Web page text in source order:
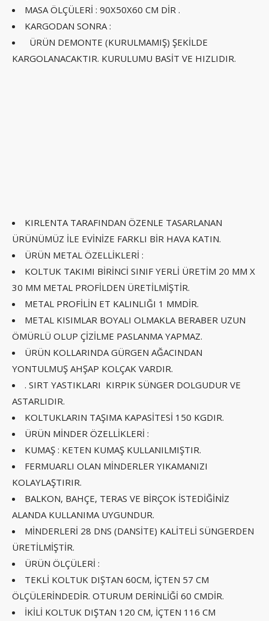
MASA ÖLÇÜLERİ : 90X50X60 CM DİR .
KARGODAN SONRA :
ÜRÜN DEMONTE (KURULMAMIŞ) ŞEKİLDE
KARGOLANACAKTIR. KURULUMU BASİT VE HIZLIDIR.
KIRLENTA TARAFINDAN ÖZENLE TASARLANAN
ÜRÜNÜMÜZ İLE EVİNİZE FARKLI BİR HAVA KATIN.
ÜRÜN METAL ÖZELLİKLERİ :
KOLTUK TAKIMI BİRİNCİ SINIF YERLİ ÜRETİM 20 MM X
30 MM METAL PROFİLDEN ÜRETİLMİŞTİR.
METAL PROFİLİN ET KALINLIĞI 1 MMDİR.
METAL KISIMLAR BOYALI OLMAKLA BERABER UZUN
ÖMÜRLÜ OLUP ÇİZİLME PASLANMA YAPMAZ.
ÜRÜN KOLLARINDA GÜRGEN AĞACINDAN
YONTULMUŞ AHŞAP KOLÇAK VARDIR.
. SIRT YASTIKLARI KIRPIK SÜNGER DOLGUDUR VE
ASTARLIDIR.
KOLTUKLARIN TAŞIMA KAPASİTESİ 150 KGDIR.
ÜRÜN MİNDER ÖZELLİKLERİ :
KUMAŞ : KETEN KUMAŞ KULLANILMIŞTIR.
FERMUARLI OLAN MİNDERLER YIKAMANIZI
KOLAYLAŞTIRIR.
BALKON, BAHÇE, TERAS VE BİRÇOK İSTEDİĞİNİZ
ALANDA KULLANIMA UYGUNDUR.
MİNDERLERİ 28 DNS (DANSİTE) KALİTELİ SÜNGERDEN
ÜRETİLMİŞTİR.
ÜRÜN ÖLÇÜLERİ :
TEKLİ KOLTUK DIŞTAN 60CM, İÇTEN 57 CM
ÖLÇÜLERİNDEDİR. OTURUM DERİNLİĞİ 60 CMDİR.
İKİLİ KOLTUK DIŞTAN 120 CM, İÇTEN 116 CM